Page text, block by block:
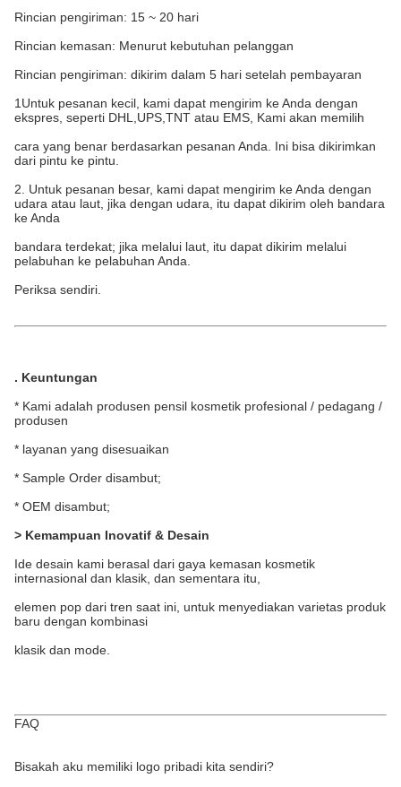
Rincian pengiriman: 15 ~ 20 hari
Rincian kemasan: Menurut kebutuhan pelanggan
Rincian pengiriman: dikirim dalam 5 hari setelah pembayaran
1Untuk pesanan kecil, kami dapat mengirim ke Anda dengan
ekspres, seperti DHL,UPS,TNT atau EMS, Kami akan memilih
cara yang benar berdasarkan pesanan Anda. Ini bisa dikirimkan
dari pintu ke pintu.
2. Untuk pesanan besar, kami dapat mengirim ke Anda dengan
udara atau laut, jika dengan udara, itu dapat dikirim oleh bandara
ke Anda
bandara terdekat; jika melalui laut, itu dapat dikirim melalui
pelabuhan ke pelabuhan Anda.
Periksa sendiri.
. Keuntungan
* Kami adalah produsen pensil kosmetik profesional / pedagang /
produsen
* layanan yang disesuaikan
* Sample Order disambut;
* OEM disambut;
> Kemampuan Inovatif & Desain
Ide desain kami berasal dari gaya kemasan kosmetik
internasional dan klasik, dan sementara itu,
elemen pop dari tren saat ini, untuk menyediakan varietas produk
baru dengan kombinasi
klasik dan mode.
FAQ
Bisakah aku memiliki logo pribadi kita sendiri?